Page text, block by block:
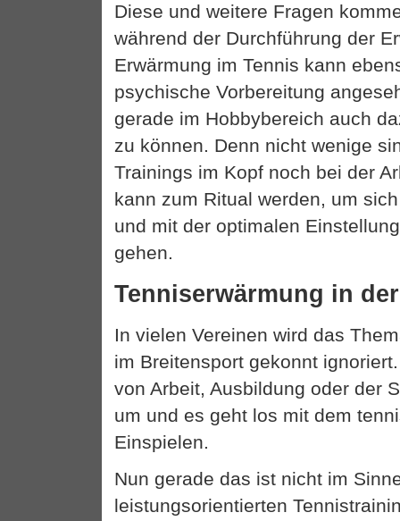
Diese und weitere Fragen
während der Durchführung der
Erwärmung im Tennis kann
psychische Vorbereitung
gerade im Hobbybereich auch
zu können. Denn nicht wenige
Trainings im Kopf noch bei der
kann zum Ritual werden, um
und mit der optimalen
gehen.
Tenniserwärmung in
In vielen Vereinen wird das
im Breitensport gekonnt
von Arbeit, Ausbildung oder der
um und es geht los mit dem
Einspielen.
Nun gerade das ist nicht im
leistungsorientierten